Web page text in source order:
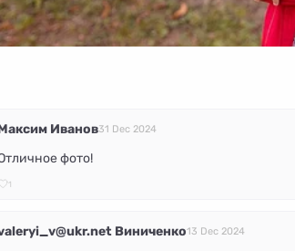
Иванов31 Dec 2024
фото!
1
Виниченко13 Dec 2024